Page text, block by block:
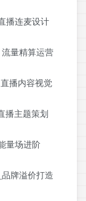
播连麦设计
流量精算运营
播内容视觉
播主题策划
量场进阶
品牌溢价打造